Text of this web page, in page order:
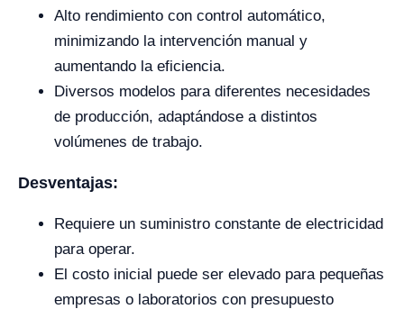
Alto rendimiento con control automático,
minimizando la intervención manual y
aumentando la eficiencia.
Diversos modelos para diferentes necesidades
de producción, adaptándose a distintos
volúmenes de trabajo.
Desventajas:
Requiere un suministro constante de electricidad
para operar.
El costo inicial puede ser elevado para pequeñas
empresas o laboratorios con presupuesto